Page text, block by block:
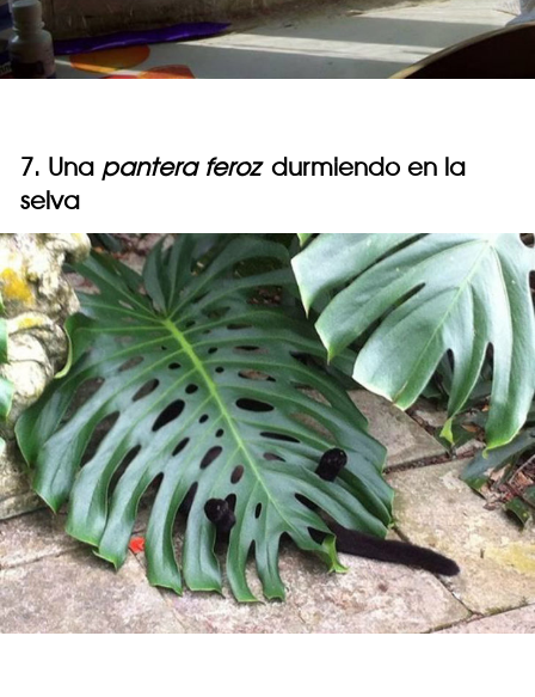
7. Una pantera ferozdurmiendo en la
selva